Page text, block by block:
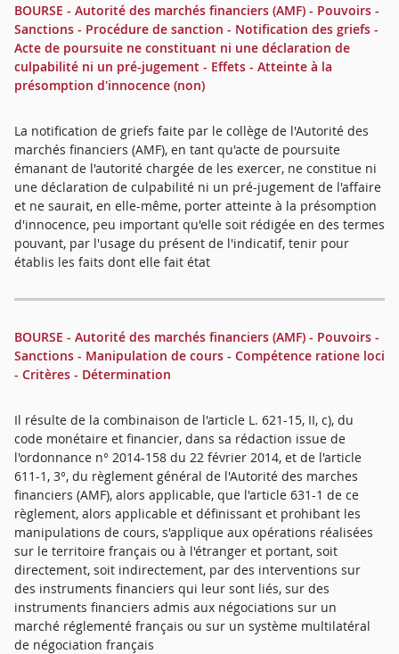
BOURSE - Autorité des marchés financiers (AMF) - Pouvoirs -
Sanctions - Procédure de sanction - Notification des griefs -
Acte de poursuite ne constituant ni une déclaration de
culpabilité ni un pré-jugement - Effets - Atteinte à la
présomption d'innocence (non)
La notification de griefs faite par le collège de l'Autorité des
marchés financiers (AMF), en tant qu'acte de poursuite
émanant de l'autorité chargée de les exercer, ne constitue ni
une déclaration de culpabilité ni un pré-jugement de l'affaire
et ne saurait, en elle-même, porter atteinte à la présomption
d'innocence, peu important qu'elle soit rédigée en des termes
pouvant, par l'usage du présent de l'indicatif, tenir pour
établis les faits dont elle fait état
BOURSE - Autorité des marchés financiers (AMF) - Pouvoirs -
Sanctions - Manipulation de cours - Compétence ratione loci
- Critères - Détermination
Il résulte de la combinaison de l'article L. 621-15, II, c), du
code monétaire et financier, dans sa rédaction issue de
l'ordonnance n° 2014-158 du 22 février 2014, et de l'article
611-1, 3°, du règlement général de l'Autorité des marches
financiers (AMF), alors applicable, que l'article 631-1 de ce
règlement, alors applicable et définissant et prohibant les
manipulations de cours, s'applique aux opérations réalisées
sur le territoire français ou à l'étranger et portant, soit
directement, soit indirectement, par des interventions sur
des instruments financiers qui leur sont liés, sur des
instruments financiers admis aux négociations sur un
marché réglementé français ou sur un système multilatéral
de négociation français